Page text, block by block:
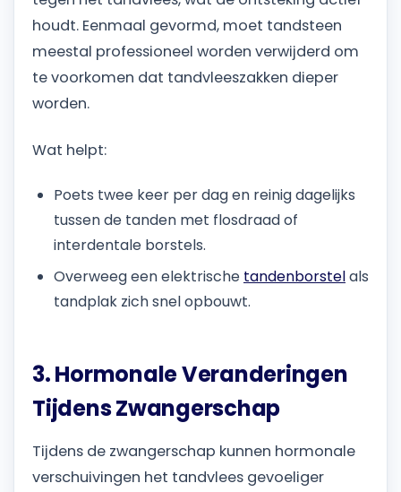
houdt. Eenmaal gevormd, moet tandsteen
meestal professioneel worden verwijderd om
te voorkomen dat tandvleeszakken dieper
worden.
Wat helpt:
Poets twee keer per dag en reinig dagelijks
tussen de tanden met flosdraad of
interdentale borstels.
Overweeg een elektrische tandenborstelals
tandplak zich snel opbouwt.
3. Hormonale Veranderingen
Tijdens Zwangerschap
Tijdens de zwangerschap kunnen hormonale
verschuivingen het tandvlees gevoeliger